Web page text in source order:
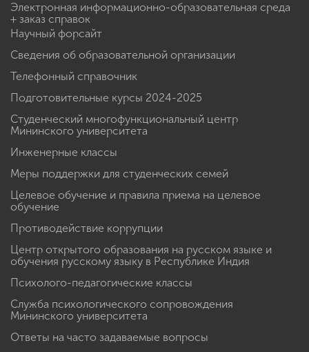
Электронная информационно-образовательная среда
+ заказ справок
Научный форсайт
Сведения об образовательной организации
Телефонный справочник
Подготовительные курсы 2024-2025
Студенческий многофункциональный центр
Мининского университета
Инженерные классы
Меры поддержки для студенческих семей
Целевое обучение и правила приема на целевое
обучение
Противодействие коррупции
Центр открытого образования на русском языке и
обучения русскому языку в Республике Индия
Психолого-педагогические классы
Служба психологического сопровождения
Мининского университета
Ответы на часто задаваемые вопросы